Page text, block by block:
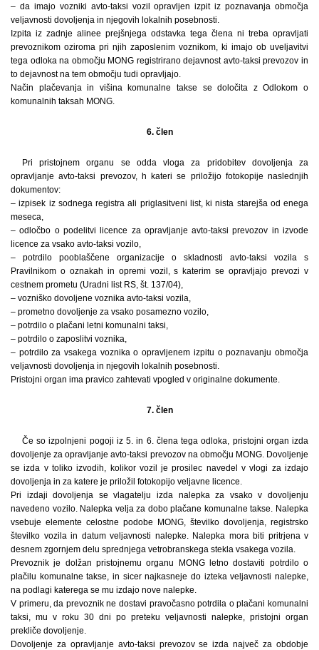
– da imajo vozniki avto-taksi vozil opravljen izpit iz poznavanja območja
veljavnosti dovoljenja in njegovih lokalnih posebnosti.
Izpita iz zadnje alinee prejšnjega odstavka tega člena ni treba opravljati
prevoznikom oziroma pri njih zaposlenim voznikom, ki imajo ob uveljavitvi
tega odloka na območju MONG registrirano dejavnost avto-taksi prevozov in
to dejavnost na tem območju tudi opravljajo.
Način plačevanja in višina komunalne takse se določita z Odlokom o
komunalnih taksah MONG.
6. člen
Pri pristojnem organu se odda vloga za pridobitev dovoljenja za
opravljanje avto-taksi prevozov, h kateri se priložijo fotokopije naslednjih
dokumentov:
– izpisek iz sodnega registra ali priglasitveni list, ki nista starejša od enega
meseca,
– odločbo o podelitvi licence za opravljanje avto-taksi prevozov in izvode
licence za vsako avto-taksi vozilo,
– potrdilo pooblaščene organizacije o skladnosti avto-taksi vozila s
Pravilnikom o oznakah in opremi vozil, s katerim se opravljajo prevozi v
cestnem prometu (Uradni list RS, št. 137/04),
– vozniško dovoljene voznika avto-taksi vozila,
– prometno dovoljenje za vsako posamezno vozilo,
– potrdilo o plačani letni komunalni taksi,
– potrdilo o zaposlitvi voznika,
– potrdilo za vsakega voznika o opravljenem izpitu o poznavanju območja
veljavnosti dovoljenja in njegovih lokalnih posebnosti.
Pristojni organ ima pravico zahtevati vpogled v originalne dokumente.
7. člen
Če so izpolnjeni pogoji iz 5. in 6. člena tega odloka, pristojni organ izda
dovoljenje za opravljanje avto-taksi prevozov na območju MONG. Dovoljenje
se izda v toliko izvodih, kolikor vozil je prosilec navedel v vlogi za izdajo
dovoljenja in za katere je priložil fotokopijo veljavne licence.
Pri izdaji dovoljenja se vlagatelju izda nalepka za vsako v dovoljenju
navedeno vozilo. Nalepka velja za dobo plačane komunalne takse. Nalepka
vsebuje elemente celostne podobe MONG, številko dovoljenja, registrsko
številko vozila in datum veljavnosti nalepke. Nalepka mora biti pritrjena v
desnem zgornjem delu sprednjega vetrobranskega stekla vsakega vozila.
Prevoznik je dolžan pristojnemu organu MONG letno dostaviti potrdilo o
plačilu komunalne takse, in sicer najkasneje do izteka veljavnosti nalepke,
na podlagi katerega se mu izdajo nove nalepke.
V primeru, da prevoznik ne dostavi pravočasno potrdila o plačani komunalni
taksi, mu v roku 30 dni po preteku veljavnosti nalepke, pristojni organ
prekliče dovoljenje.
Dovoljenje za opravljanje avto-taksi prevozov se izda največ za obdobje